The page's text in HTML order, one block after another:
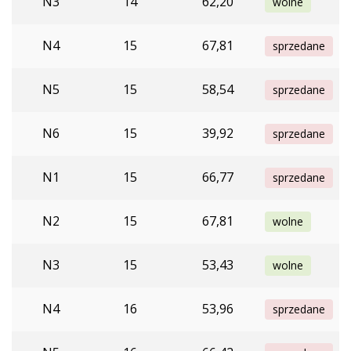
N4 15 67,81 sprzedane
N5 15 58,54 sprzedane
N6 15 39,92 sprzedane
N1 15 66,77 sprzedane
N2 15 67,81 wolne
N3 15 53,43 wolne
N4 16 53,96 sprzedane